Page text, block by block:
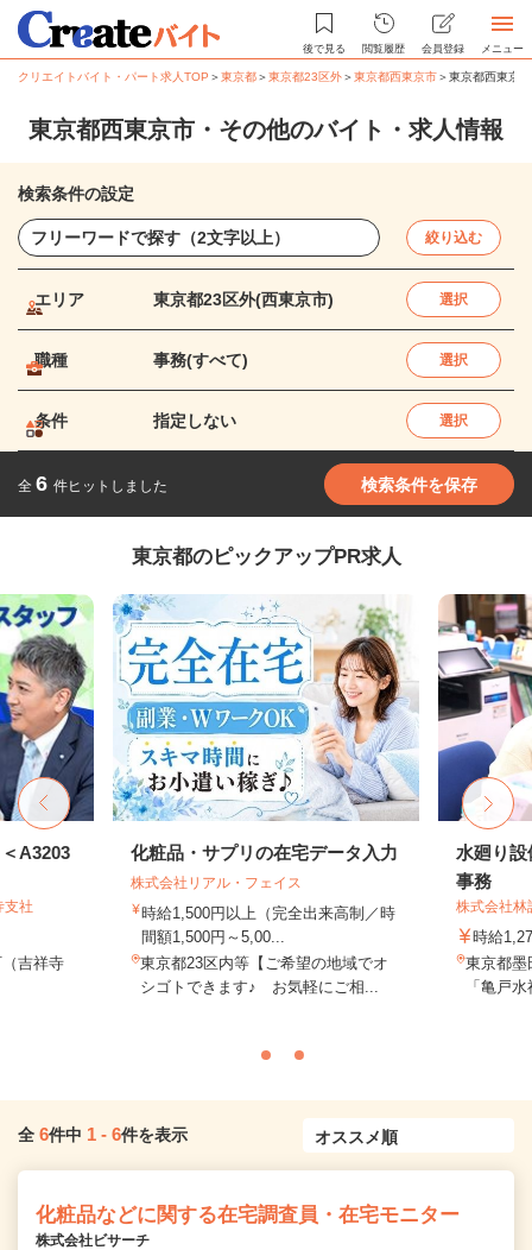
後で見る 閲覧履歴 会員登録 メニュー
クリエイトバイト・パート求人TOP ＞東京都＞東京都23区外＞東京都西東京市＞東京都西東京
東京都西東京市・その他のバイト・求人情報
検索条件の設定
絞り込む
エリア 東京都23区外(西東京市) 選択
職種 事務(すべて) 選択
条件 指定しない 選択
全 6 件ヒットしました 検索条件を保存
東京都のピックアップPR求人
A3203
社
吉祥寺
化粧品・サプリの在宅データ入力
株式会社リアル・フェイス
時給1,500円以上（完全出来高制／時
間額1,500円～5,00...
東京都23区内等【ご希望の地域でオ
シゴトできます♪ お気軽にご相...
水廻り
事務
株式会社林
時給
東京都墨
「亀戸
全 6件中 1 - 6件を表示
化粧品などに関する在宅調査員・在宅モニター
株式会社ビサーチ